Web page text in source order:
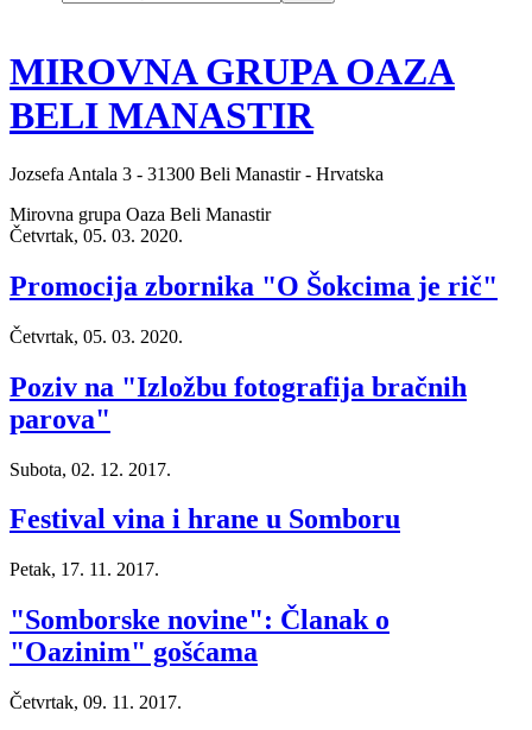
MIROVNA GRUPA OAZA
BELI MANASTIR
Jozsefa Antala 3 - 31300 Beli Manastir - Hrvatska
Mirovna grupa Oaza Beli Manastir
Četvrtak, 05. 03. 2020.
Promocija zbornika "O Šokcima je rič"
Četvrtak, 05. 03. 2020.
Poziv na "Izložbu fotografija bračnih
parova"
Subota, 02. 12. 2017.
Festival vina i hrane u Somboru
Petak, 17. 11. 2017.
"Somborske novine": Članak o
"Oazinim" gošćama
Četvrtak, 09. 11. 2017.